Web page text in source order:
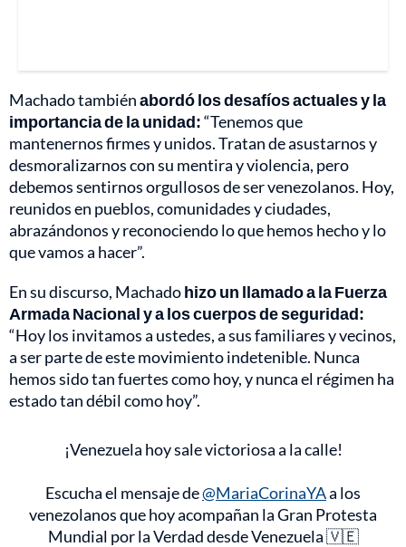
Machado tambiénabordó los desafíos actuales y la
importancia de la unidad:“Tenemos que
mantenernos firmes y unidos. Tratan de asustarnos y
desmoralizarnos con su mentira y violencia, pero
debemos sentirnos orgullosos de ser venezolanos. Hoy,
reunidos en pueblos, comunidades y ciudades,
abrazándonos y reconociendo lo que hemos hecho y lo
que vamos a hacer”.
En su discurso, Machadohizo un llamado a la Fuerza
Armada Nacional y a los cuerpos de seguridad:
“Hoy los invitamos a ustedes, a sus familiares y vecinos,
a ser parte de este movimiento indetenible. Nunca
hemos sido tan fuertes como hoy, y nunca el régimen ha
estado tan débil como hoy”.
¡Venezuela hoy sale victoriosa a la calle!
Escucha el mensaje de@MariaCorinaYAa los
venezolanos que hoy acompañan la Gran Protesta
Mundial por la Verdad desde Venezuela 🇻🇪